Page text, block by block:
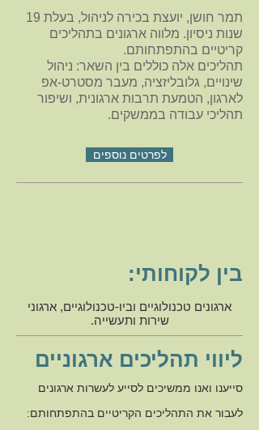
תמר חושן, יועצת בכירה לניהול, בעלת 19
שנות ניסיון. מלווה ארגונים בתהליכים
קריטיים בהתפתחותם.
תהליכים אלה כוללים בין השאר: ניהול
שינויים, גלובליזציה, מעבר מסטרט-אפ
לארגון, הטמעת תרבות ארגונית, ושיפור
תהליכי עבודה בממשקים.
לפרטים נוספים
בין לקוחותי:
ארגונים טכנולוגיים וביו-טכנולוגיים, ארגוני
שירות ותעשייה.
ליווי תהליכים ארגוניים
סייענו ואנו ממשיכים לסייע לעשרות ארגונים
לעבור את התהליכים הקריטיים בהתפתחותם: